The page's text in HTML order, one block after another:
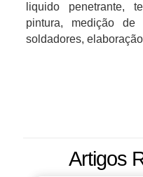
liquido penetrante,
pintura, medição de
soldadores,
Artigos